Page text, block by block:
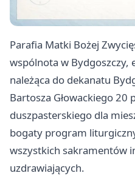
Parafia Matki Bożej
wspólnota w Bydgoszczy,
należąca do dekanatu
Bartosza Głowackiego 20
duszpasterskiego dla
bogaty program
wszystkich sakramentów
uzdrawiających.